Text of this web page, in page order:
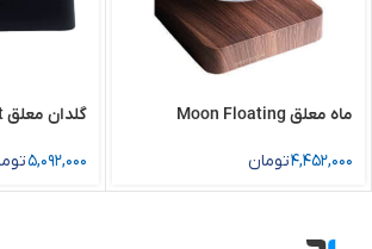
ماه معلق Moon Floating
4,452,000تومان
گلدان معلق Floating Planet pot
5,092,000